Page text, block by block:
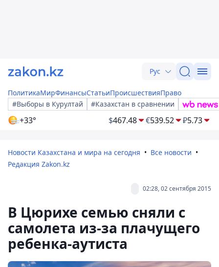
Рус
ПолитикаМирФинансыСтатьиПроисшествияПраво
#Выборы в Курултай
#Казахстан в сравнении
+33° $467.48 €539.52 ₽5.73
Новости Казахстана и мира на сегодня
Все новости
Редакция Zakon.kz
02:28, 02 сентября 2015
В Цюрихе семью сняли с
самолета из-за плачущего
ребенка-аутиста